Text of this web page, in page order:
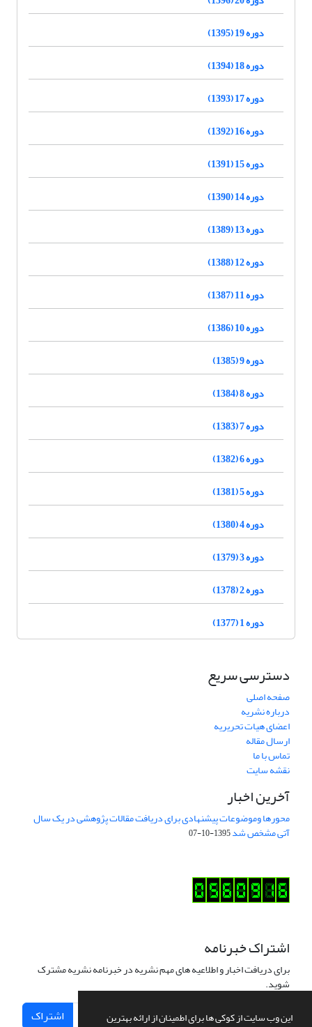
این وب سایت از کوکی ها برای اطمینان از ارائه بهترین
دوره 19 (1395)
دوره 18 (1394)
دوره 17 (1393)
دوره 16 (1392)
دوره 15 (1391)
دوره 14 (1390)
دوره 13 (1389)
دوره 12 (1388)
دوره 11 (1387)
دوره 10 (1386)
دوره 9 (1385)
دوره 8 (1384)
دوره 7 (1383)
دوره 6 (1382)
دوره 5 (1381)
دوره 4 (1380)
دوره 3 (1379)
دوره 2 (1378)
دوره 1 (1377)
دسترسی سریع
صفحه اصلی
درباره نشریه
اعضای هیات تحریریه
ارسال مقاله
تماس با ما
نقشه سایت
آخرین اخبار
محورها وموضوعات پیشنهادی برای دریافت مقالات پژوهشی در یک سال
آتی مشخص شد1395-10-07
اشتراک خبرنامه
برای دریافت اخبار و اطلاعیه های مهم نشریه در خبرنامه نشریه مشترک
شوید.
اشتراک